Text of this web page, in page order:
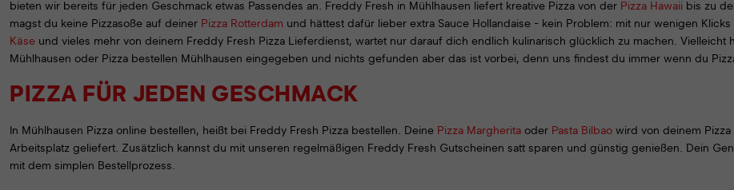
bieten wir bereits für jeden Geschmack etwas Passendes an. Freddy Fresh in Mühlhausen liefert kreative Pizza von der Pizza Hawaii bis zu
magst du keine Pizzasoße auf deiner Pizza Rotterdam und hättest dafür lieber extra Sauce Hollandaise - kein Problem: mit nur wenigen
Käse und vieles mehr von deinem Freddy Fresh Pizza Lieferdienst, wartet nur darauf dich endlich kulinarisch glücklich zu machen. Vielleicht
Mühlhausen oder Pizza bestellen Mühlhausen eingegeben und nichts gefunden aber das ist vorbei, denn uns findest du immer wenn du
PIZZA FÜR JEDEN GESCHMACK
In Mühlhausen Pizza online bestellen, heißt bei Freddy Fresh Pizza bestellen. Deine Pizza Margherita oder Pasta Bilbao wird von deinem
Arbeitsplatz geliefert. Zusätzlich kannst du mit unseren regelmäßigen Freddy Fresh Gutscheinen satt sparen und günstig genießen. Dein
mit dem simplen Bestellprozess.